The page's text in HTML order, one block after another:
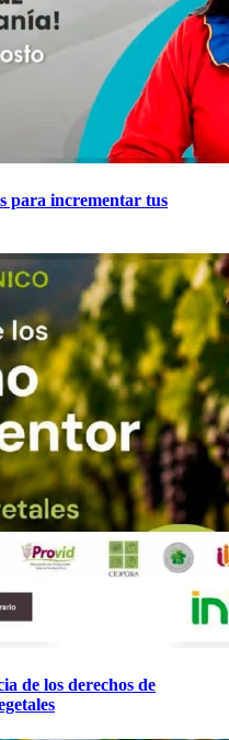
para incrementar tus
de los derechos de